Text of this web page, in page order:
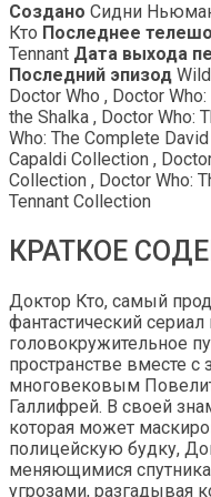
Создано Сидни
Кто Последнее
Tennant Дата выхода
Последний эпизод
Doctor Who , Doctor
the Shalka , Doctor Who:
Who: The Complete
Capaldi Collection ,
Collection , Doctor Who:
Tennant Collection
КРАТКОЕ
Доктор Кто, самый
фантастический
головокружительное
пространстве вместе
многовековым
Галлифрей. В своей
которая может
полицейскую будку,
меняющимися
угрозами, разгадывая